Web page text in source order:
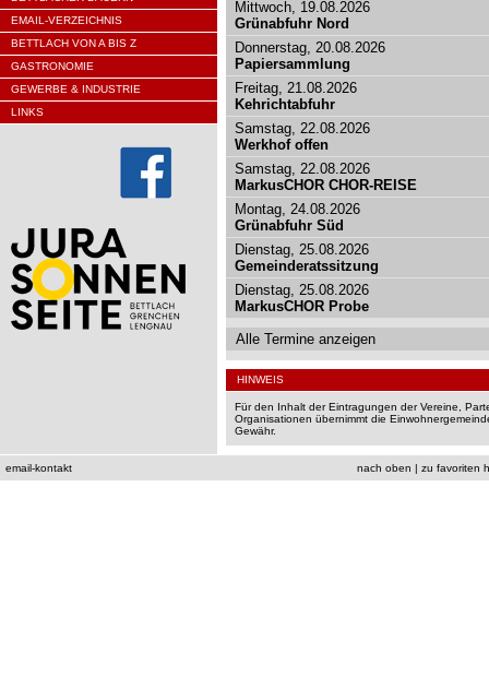
EMAIL-VERZEICHNIS
BETTLACH VON A BIS Z
GASTRONOMIE
GEWERBE & INDUSTRIE
LINKS
Mittwoch, 19.08.2026
Grünabfuhr Nord
Donnerstag, 20.08.2026
Papiersammlung
Freitag, 21.08.2026
Kehrichtabfuhr
Samstag, 22.08.2026
Werkhof offen
Samstag, 22.08.2026
MarkusCHOR CHOR-REISE
Montag, 24.08.2026
Grünabfuhr Süd
Dienstag, 25.08.2026
Gemeinderatssitzung
Dienstag, 25.08.2026
MarkusCHOR Probe
Alle Termine anzeigen
HINWEIS
Für den Inhalt der Eintragungen der Vereine,
Organisationen übernimmt die
Gewähr.
email-kontakt nach oben | zu favoriten